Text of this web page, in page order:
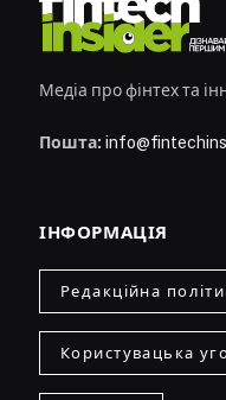
Медіа про фінтех та
Пошта:
ІНФОРМАЦІЯ
Редакційна
Користувацька